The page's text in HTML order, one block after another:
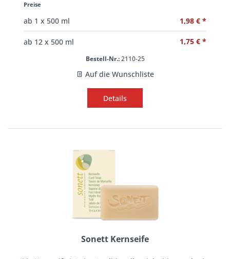
Preise
ab 1x 500 ml 1,98 € *
ab 12x 500 ml 1,75 € *
Bestell-Nr.:2110-25
Auf die Wunschliste
Details
Sonett Kernseife